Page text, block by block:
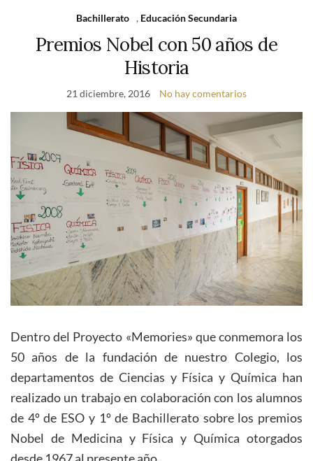
Bachillerato , Educación Secundaria
Premios Nobel con 50 años de
Historia
21 diciembre, 2016 No hay comentarios
Dentro del Proyecto «Memories» que conmemora los
50 años de la fundación de nuestro Colegio, los
departamentos de Ciencias y Física y Química han
realizado un trabajo en colaboración con los alumnos
de 4º de ESO y 1º de Bachillerato sobre los premios
Nobel de Medicina y Física y Química otorgados